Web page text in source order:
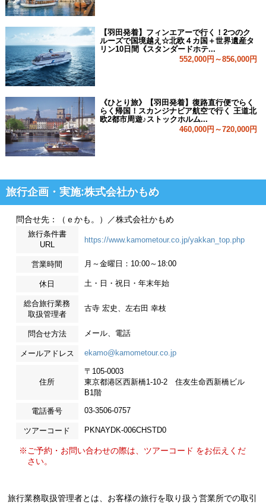
【羽田発着】フィンエアーで行く！2つのク
ルーズで国境越え☆北欧４カ国＋世界遺産タ
リン10日間《スタンダードホテ...
552,000円～856,000円
《ひとり旅》【羽田発着】復路直行便でらく
らく帰国！スカンジナビア航空で行く 王道北
欧2都市周遊♪ストックホルム...
460,000円～720,000円
旅行企画・実施:株式会社かもめ
問合せ先：（ｅかも。）／株式会社かもめ
旅行条件書
URL
https://www.kamometour.co.jp/yakkan_top.php
営業時間 月～金曜日：10:00～18:00
休日 土・日・祝日・年末年始
総合旅行業務
取扱管理者
古寺 宏史、左右田 幸枝
問合せ方法 メール、電話
メールアドレス ekamo@kamometour.co.jp
住所
〒105-0003
東京都港区西新橋1-10-2 住友生命西新橋ビル
B1階
電話番号 03-3506-0757
ツアーコード PKNAYDK-006CHSTD0
※ご予約・お問い合わせの際は、ツアーコード をお伝えくだ
さい。
旅行業務取扱管理者とは、お客様の旅行を取り扱う営業所での取引